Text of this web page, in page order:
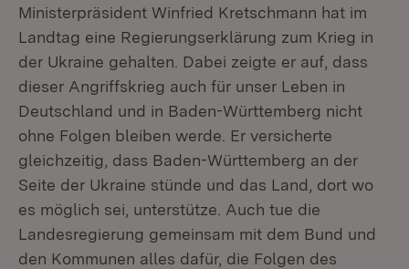
Ministerpräsident Winfried Kretschmann hat im
Landtag eine Regierungserklärung zum Krieg in
der Ukraine gehalten. Dabei zeigte er auf, dass
dieser Angriffskrieg auch für unser Leben in
Deutschland und in Baden-Württemberg nicht
ohne Folgen bleiben werde. Er versicherte
gleichzeitig, dass Baden-Württemberg an der
Seite der Ukraine stünde und das Land, dort wo
es möglich sei, unterstütze. Auch tue die
Landesregierung gemeinsam mit dem Bund und
den Kommunen alles dafür, die Folgen des